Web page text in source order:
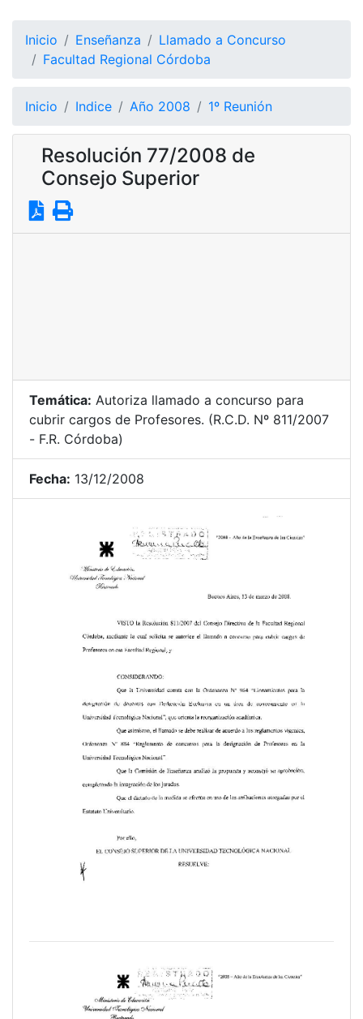
Inicio Enseñanza
Llamado a Concurso
Facultad Regional Córdoba
Inicio Indice Año 2008 1º Reunión
Resolución 77/2008 de
Consejo Superior
Temática: Autoriza llamado a concurso para
cubrir cargos de Profesores. (R.C.D. Nº 811/2007
- F.R. Córdoba)
Fecha: 13/12/2008